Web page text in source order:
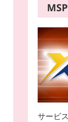
サービ